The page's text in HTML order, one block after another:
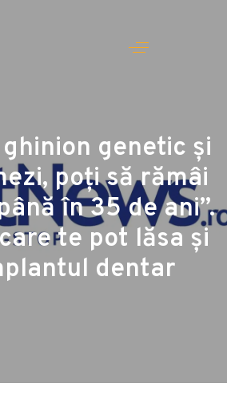
genetic și
poți să rămâi
în 35 de ani”.
te pot lăsa și
dentar